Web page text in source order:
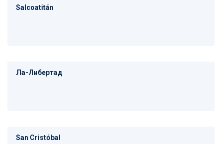
Salcoatitán
Ла-Либертад
San Cristóbal